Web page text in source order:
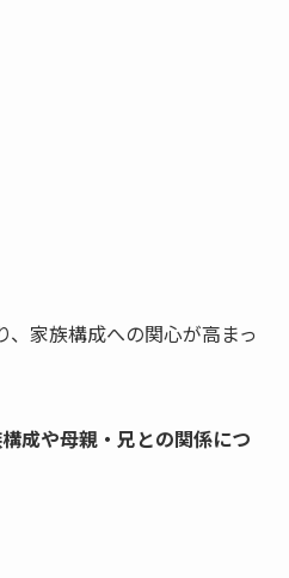
家族構成への関心が高まっ
成や母親・兄との関係につ